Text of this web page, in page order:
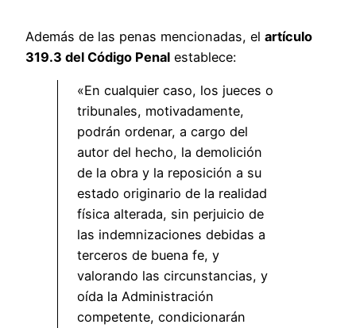
Además de las penas mencionadas, el artículo
319.3 del Código Penal establece:
«En cualquier caso, los jueces o
tribunales, motivadamente,
podrán ordenar, a cargo del
autor del hecho, la demolición
de la obra y la reposición a su
estado originario de la realidad
física alterada, sin perjuicio de
las indemnizaciones debidas a
terceros de buena fe, y
valorando las circunstancias, y
oída la Administración
competente, condicionarán